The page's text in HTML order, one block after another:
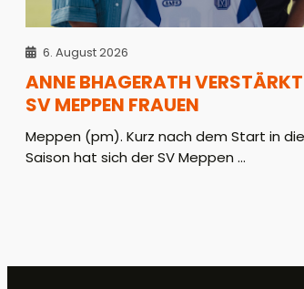
6. August 2026
ANNE BHAGERATH
SV MEPPEN FRAUEN
Meppen (pm). Kurz nach dem Start in
Saison hat sich der SV Meppen ...